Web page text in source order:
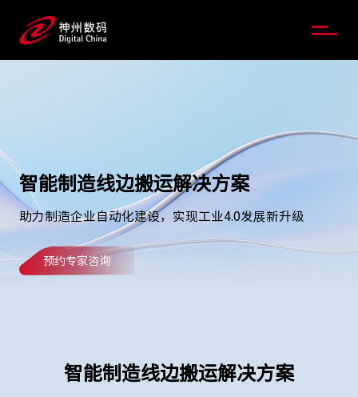
智能制造线边搬运解决方案
助力制造企业自动化建设，实现工业4.0发展新升级
预约专家咨询
智能制造线边搬运解决方案